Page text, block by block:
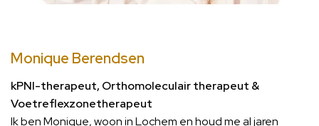
Monique Berendsen
kPNI-therapeut, Orthomoleculair therapeut &
Voetreflexzonetherapeut
Ik ben Monique, woon in Lochem en houd me al jaren